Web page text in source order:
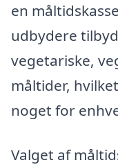
en
udbydere
vegetariske,
måltider,
noget for
Valget af